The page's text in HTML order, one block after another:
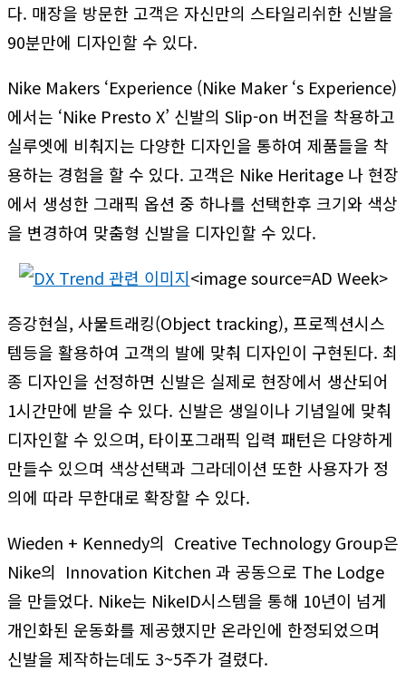
다. 매장을 방문한 고객은 자신만의 스타일리쉬한 신발을
90분만에 디자인할 수 있다.
Nike Makers ‘Experience (Nike Maker ‘s Experience)
에서는 ‘Nike Presto X’ 신발의 Slip-on 버전을 착용하고
실루엣에 비춰지는 다양한 디자인을 통하여 제품들을 착
용하는 경험을 할 수 있다. 고객은 Nike Heritage 나 현장
에서 생성한 그래픽 옵션 중 하나를 선택한후 크기와 색상
을 변경하여 맞춤형 신발을 디자인할 수 있다.
<image source=AD Week>
증강현실, 사물트래킹(Object tracking), 프로젝션시스
템등을 활용하여 고객의 발에 맞춰 디자인이 구현된다. 최
종 디자인을 선정하면 신발은 실제로 현장에서 생산되어
1시간만에 받을 수 있다. 신발은 생일이나 기념일에 맞춰
디자인할 수 있으며, 타이포그래픽 입력 패턴은 다양하게
만들수 있으며 색상선택과 그라데이션 또한 사용자가 정
의에 따라 무한대로 확장할 수 있다.
Wieden + Kennedy의 Creative Technology Group은
Nike의 Innovation Kitchen 과 공동으로 The Lodge
을 만들었다. Nike는 NikeID시스템을 통해 10년이 넘게
개인화된 운동화를 제공했지만 온라인에 한정되었으며
신발을 제작하는데도 3~5주가 걸렸다.